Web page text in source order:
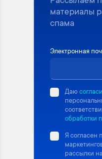
материалы
спама
Электронная
Даю
обработки
Я согласен
рассылки на